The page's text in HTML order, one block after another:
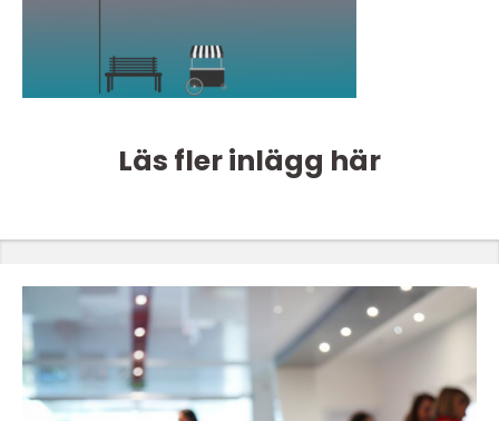
Läs fler inlägg här